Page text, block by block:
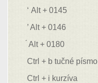
‘ Alt + 0145
’ Alt + 0146
́ Alt + 0180
Ctrl + b tučné písmo
Ctrl + i kurzíva